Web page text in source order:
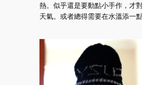
熱。似乎還是要動點小手作，才
天氣。或者總得需要在水溫添一點